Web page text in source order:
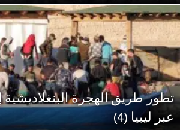
تطور طريق الهجرة البنغلاديشية
عبر ليبيا (4)